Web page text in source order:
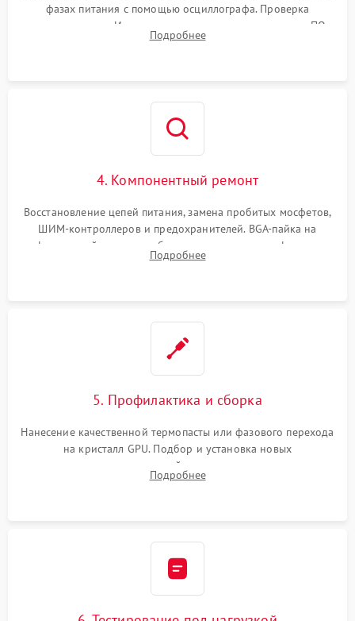
фазах питания с помощью осциллографа. Проверка
инициализации. Использование специализированного ПО
MATS
Подробнее
4. Компонентный ремонт
Восстановление цепей питания, замена пробитых мосфетов,
ШИМ-контроллеров и предохранителей. BGA-пайка на
инфракрасной станции реболлинг или замена графического
чипа и дефектной памяти GDDR. Прошивка BIOS
Подробнее
5. Профилактика и сборка
Нанесение качественной термопасты или фазового перехода
на кристалл GPU. Подбор и установка новых
термопрокладок правильной толщины на память и цепи
питания. Монтаж радиатора и бэкплейта, подключение и
Подробнее